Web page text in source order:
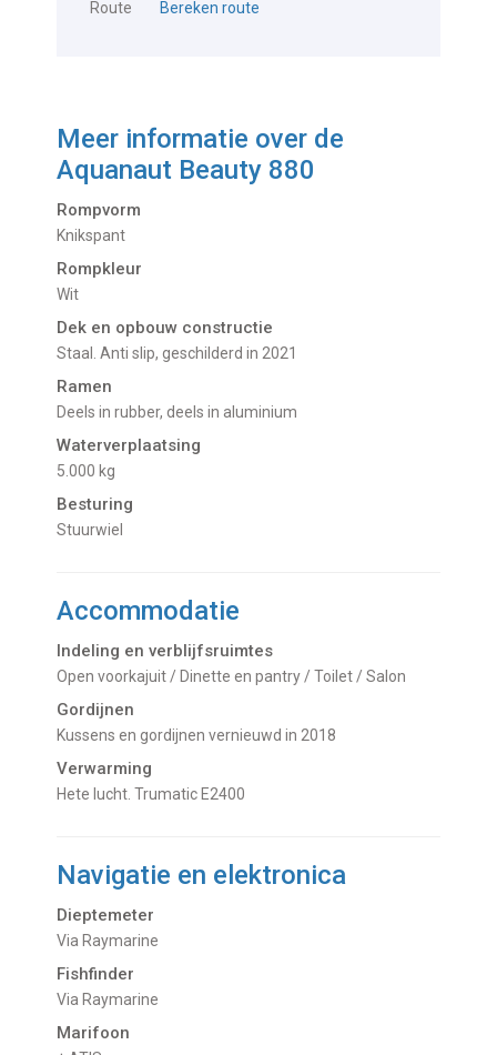
Route
Bereken route
Meer informatie over de
Aquanaut Beauty 880
Rompvorm
Knikspant
Rompkleur
Wit
Dek en opbouw constructie
Staal. Anti slip, geschilderd in 2021
Ramen
Deels in rubber, deels in aluminium
Waterverplaatsing
5.000 kg
Besturing
Stuurwiel
Accommodatie
Indeling en verblijfsruimtes
Open voorkajuit / Dinette en pantry / Toilet / Salon
Gordijnen
kussens en gordijnen vernieuwd in 2018
Verwarming
hete lucht. Trumatic E2400
Navigatie en elektronica
Dieptemeter
Via Raymarine
Fishfinder
Via Raymarine
Marifoon